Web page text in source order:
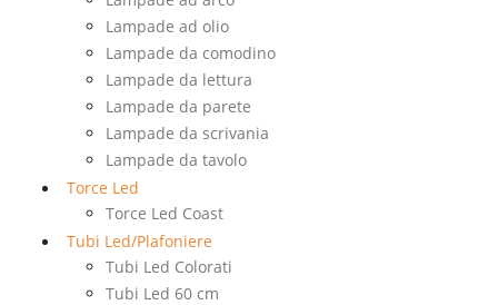
Lampade ad olio
Lampade da comodino
Lampade da lettura
Lampade da parete
Lampade da scrivania
Lampade da tavolo
Torce Led
Torce Led Coast
Tubi Led/Plafoniere
Tubi Led Colorati
Tubi Led 60 cm